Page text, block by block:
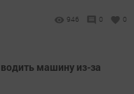
946 0 0
машину из-за